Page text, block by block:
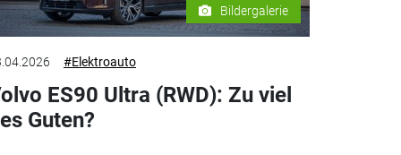
Bildergalerie
#Elektroauto
ES90 Ultra (RWD): Zu viel
Guten?